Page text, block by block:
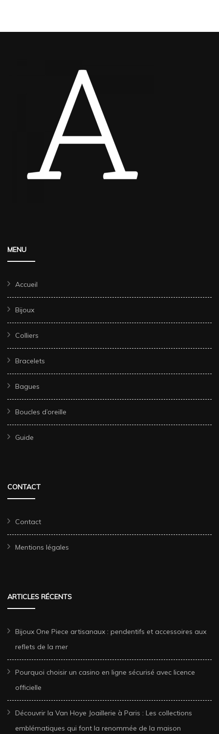
MENU
Accueil
Bijoux
Colliers
Bracelets
Bagues
Boucles d’oreille
Guide
CONTACT
Contact
Mentions légales
ARTICLES RÉCENTS
Bijoux One Piece artisanaux : pendentifs et accessoires aux
reflets de la mer
Pourquoi choisir un casino en ligne sécurisé avec licence
officielle
Découvrir la Van Hoye Joaillerie à Paris : Les collections
emblématiques qui font la renommée de la maison